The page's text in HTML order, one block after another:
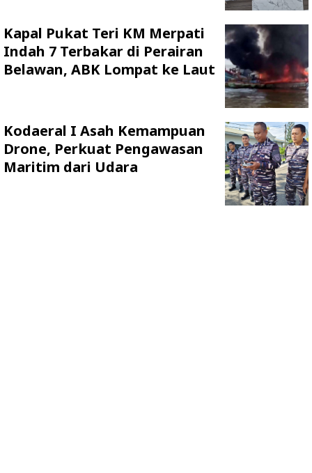
Kapal Pukat Teri KM Merpati
Indah 7 Terbakar di Perairan
Belawan, ABK Lompat ke Laut
Kodaeral I Asah Kemampuan
Drone, Perkuat Pengawasan
Maritim dari Udara